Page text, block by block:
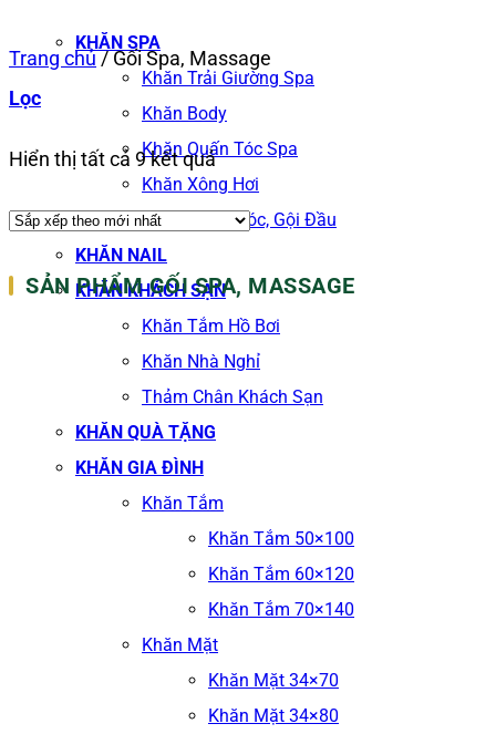
KHĂN SPA
Khăn Trải Giường Spa
Khăn Body
Khăn Quấn Tóc Spa
Khăn Xông Hơi
Khăn Salon Tóc, Gội Đầu
KHĂN NAIL
KHĂN KHÁCH SẠN
Khăn Tắm Hồ Bơi
Khăn Nhà Nghỉ
Thảm Chân Khách Sạn
KHĂN QUÀ TẶNG
KHĂN GIA ĐÌNH
Khăn Tắm
Khăn Tắm 50×100
Khăn Tắm 60×120
Khăn Tắm 70×140
Khăn Mặt
Khăn Mặt 34×70
Khăn Mặt 34×80
Trang chủ/Gối Spa, Massage
Lọc
Hiển thị tất cả 9 kết quảĐã
sắp
xếp
theo
mới
nhất
SẢN PHẨM GỐI SPA, MASSAGE